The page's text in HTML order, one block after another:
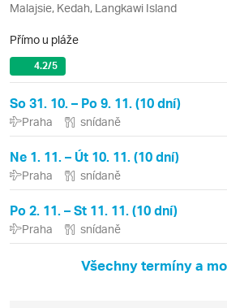
Malajsie, Kedah, Langkawi Island
Přímo u pláže
4.2/5
So 31. 10. – Po 9. 11. (10 dní)
Praha snídaně
Ne 1. 11. – Út 10. 11. (10 dní)
Praha snídaně
Po 2. 11. – St 11. 11. (10 dní)
Praha snídaně
Všechny termíny a